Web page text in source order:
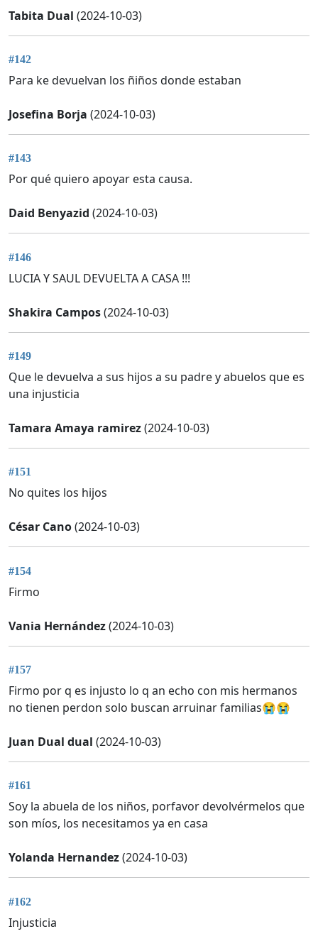
Tabita Dual (2024-10-03)
#142
Para ke devuelvan los ñiños donde estaban
Josefina Borja (2024-10-03)
#143
Por qué quiero apoyar esta causa.
Daid Benyazid (2024-10-03)
#146
LUCIA Y SAUL DEVUELTA A CASA !!!
Shakira Campos(2024-10-03)
#149
Que le devuelva a sus hijos a su padre y abuelos que es
una injusticia
Tamara Amaya ramirez(2024-10-03)
#151
No quites los hijos
César Cano(2024-10-03)
#154
Firmo
Vania Hernández(2024-10-03)
#157
Firmo por q es injusto lo q an echo con mis hermanos
no tienen perdon solo buscan arruinar familias😭😭
Juan Dual dual (2024-10-03)
#161
Soy la abuela de los niños, porfavor devolvérmelos que
son míos, los necesitamos ya en casa
Yolanda Hernandez(2024-10-03)
#162
Injusticia